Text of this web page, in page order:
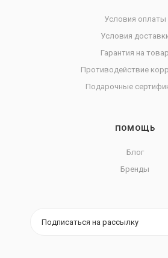
Условия оплаты
Условия
Гарантия на товар
Противодействие
Подарочные
ПОМОЩЬ
Блог
Бренды
Подписаться на рассылку